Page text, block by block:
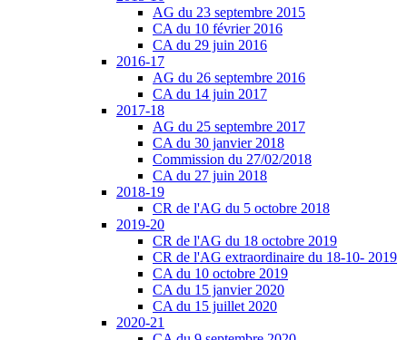
AG du 23 septembre 2015
CA du 10 février 2016
CA du 29 juin 2016
2016-17
AG du 26 septembre 2016
CA du 14 juin 2017
2017-18
AG du 25 septembre 2017
CA du 30 janvier 2018
Commission du 27/02/2018
CA du 27 juin 2018
2018-19
CR de l'AG du 5 octobre 2018
2019-20
CR de l'AG du 18 octobre 2019
CR de l'AG extraordinaire du 18-10- 2019
CA du 10 octobre 2019
CA du 15 janvier 2020
CA du 15 juillet 2020
2020-21